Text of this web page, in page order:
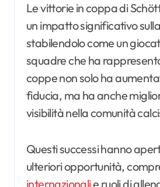
Le vittorie in coppa di
un impatto significativo
stabilendolo come un
squadre che ha
coppe non solo ha
fiducia, ma ha anche
visibilità nella comunità
Questi successi hanno
ulteriori opportunità,
internazionalie ruoli di